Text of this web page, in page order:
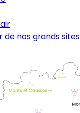
de nos grands sites